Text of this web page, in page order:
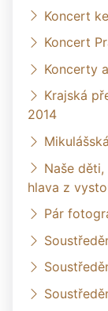
Koncert
Koncert
Koncerty
Krajská
2014
Naše
hlava z
Pár